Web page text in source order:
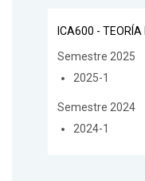
ICA600 -
Semestre 2025
2025-1
Semestre 2024
2024-1